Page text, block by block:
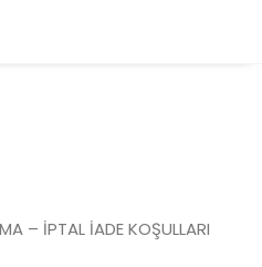
– İPTAL İADE KOŞULLARI